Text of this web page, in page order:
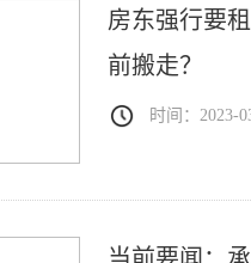
房东强行要
前搬走？
时间：2023-